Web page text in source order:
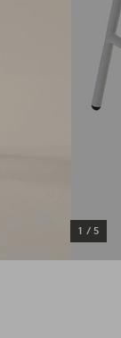
1 / 5